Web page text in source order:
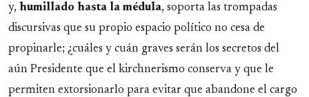
y, humillado hasta la médula, soporta las trompadas
discursivas que su propio espacio político no cesa de
propinarle; ¿cuáles y cuán graves serán los secretos del
aún Presidente que el kirchnerismo conserva y que le
permiten extorsionarlo para evitar que abandone el cargo